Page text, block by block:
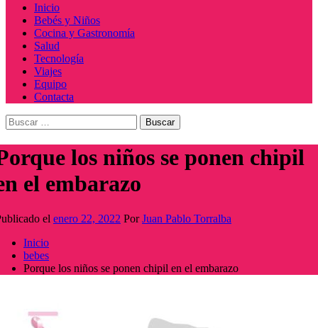
Menú
principal
Inicio
Bebés y Niños
Cocina y Gastronomía
Salud
Tecnología
Viajes
Equipo
Contacta
Buscar:
los niños se ponen chipil
el embarazo
el enero 22, 2022 PorJuan Pablo Torralba
Inicio
bebes
Porque los niños se ponen chipil en el embarazo